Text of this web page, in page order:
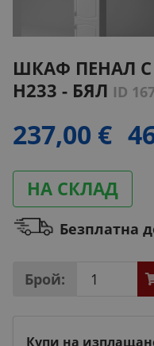
ШКАФ ПЕНАЛ С
H233 - БЯЛ ID
237,00 €
НА СКЛАД
Безплатна
Брой:
Купи на